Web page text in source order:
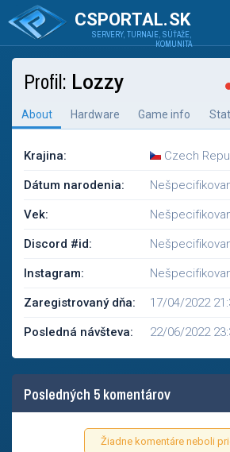
CSPORTAL.SK
SERVERY, TURNAJE, SÚŤAŽE,
KOMUNITA
Profil: Lozzy
About Hardware Game info
Krajina: Czech
Dátum narodenia:
Vek:
Discord #id:
Instagram:
Zaregistrovaný dňa: 17/04/2022
Posledná návšteva: 22/06/2022
Posledných 5 komentárov
Žiadne komentáre neboli